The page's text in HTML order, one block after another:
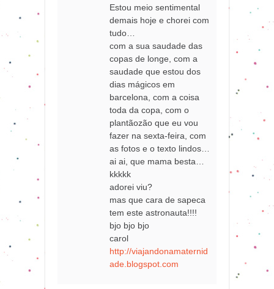
Estou meio sentimental
demais hoje e chorei com
tudo…
com a sua saudade das
copas de longe, com a
saudade que estou dos
dias mágicos em
barcelona, com a coisa
toda da copa, com o
plantãozão que eu vou
fazer na sexta-feira, com
as fotos e o texto lindos…
ai ai, que mama besta…
kkkkk
adorei viu?
mas que cara de sapeca
tem este astronauta!!!!
bjo bjo bjo
carol
http://viajandonamaternid
ade.blogspot.com